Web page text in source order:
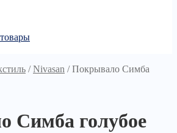
/Nivasan /Покрывало Симба
Симба голубое